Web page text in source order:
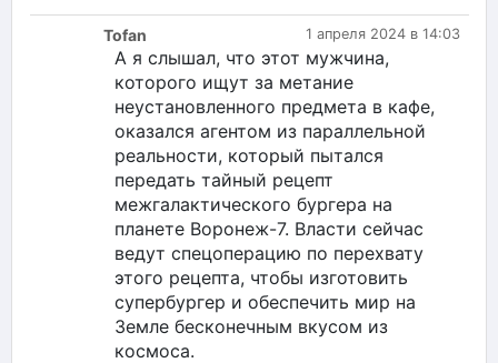
1 апреля 2024 в 14:03
Tofan
А я слышал, что этот мужчина,
которого ищут за метание
неустановленного предмета в кафе,
оказался агентом из параллельной
реальности, который пытался
передать тайный рецепт
межгалактического бургера на
планете Воронеж-7. Власти сейчас
ведут спецоперацию по перехвату
этого рецепта, чтобы изготовить
супербургер и обеспечить мир на
Земле бесконечным вкусом из
космоса.